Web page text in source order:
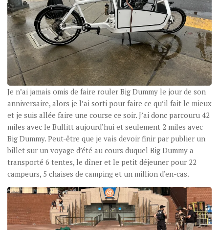
Je n’ai jamais omis de faire rouler Big Dummy le jour de son
anniversaire, alors je l’ai sorti pour faire ce qu’il fait le mieux
et je suis allée faire une course ce soir. J’ai donc parcouru 42
miles avec le Bullitt aujourd’hui et seulement 2 miles avec
Big Dummy. Peut-être que je vais devoir finir par publier un
billet sur un voyage d’été au cours duquel Big Dummy a
transporté 6 tentes, le dîner et le petit déjeuner pour 22
campeurs, 5 chaises de camping et un million d’en-cas.